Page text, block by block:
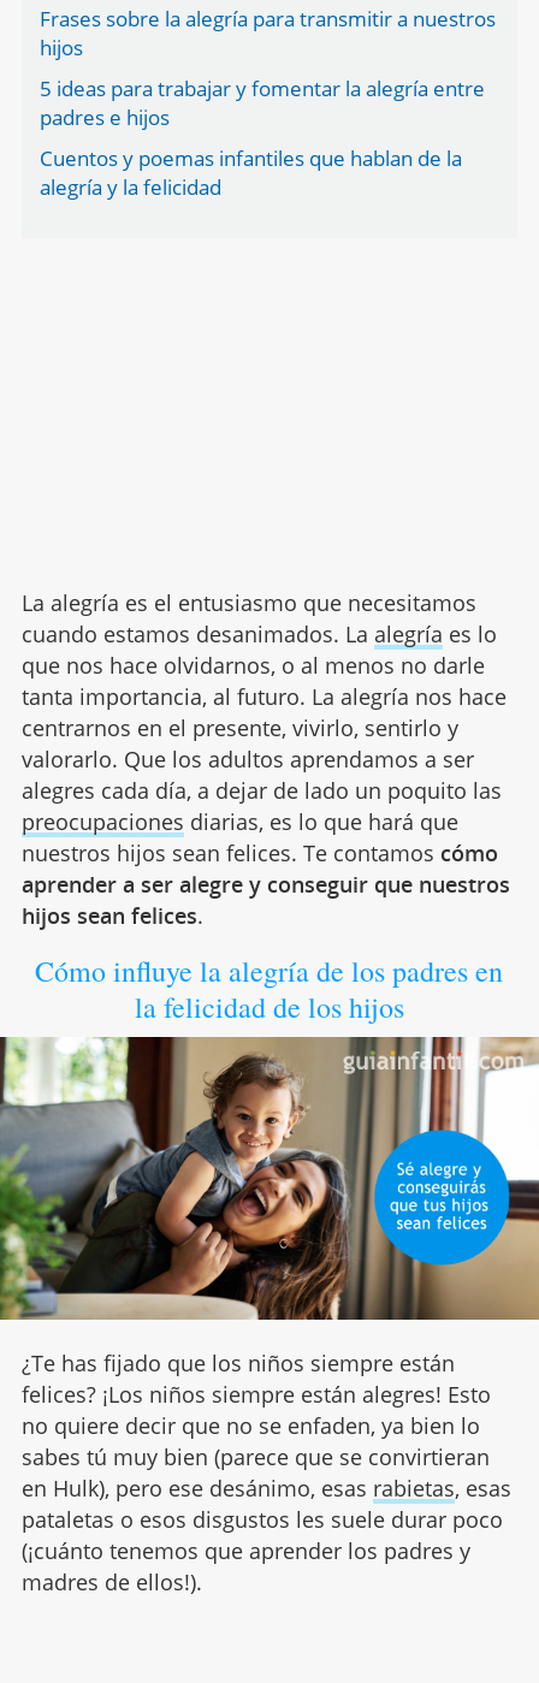
Frases sobre la alegría para transmitir a nuestros
hijos
5 ideas para trabajar y fomentar la alegría entre
padres e hijos
Cuentos y poemas infantiles que hablan de la
alegría y la felicidad
La alegría es el entusiasmo que necesitamos
cuando estamos desanimados. La alegría es lo
que nos hace olvidarnos, o al menos no darle
tanta importancia, al futuro. La alegría nos hace
centrarnos en el presente, vivirlo, sentirlo y
valorarlo. Que los adultos aprendamos a ser
alegres cada día, a dejar de lado un poquito las
preocupaciones diarias, es lo que hará que
nuestros hijos sean felices. Te contamos cómo
aprender a ser alegre y conseguir que nuestros
hijos sean felices.
Cómo influye la alegría de los padres en
la felicidad de los hijos
¿Te has fijado que los niños siempre están
felices? ¡Los niños siempre están alegres! Esto
no quiere decir que no se enfaden, ya bien lo
sabes tú muy bien (parece que se convirtieran
en Hulk), pero ese desánimo, esas rabietas, esas
pataletas o esos disgustos les suele durar poco
(¡cuánto tenemos que aprender los padres y
madres de ellos!).